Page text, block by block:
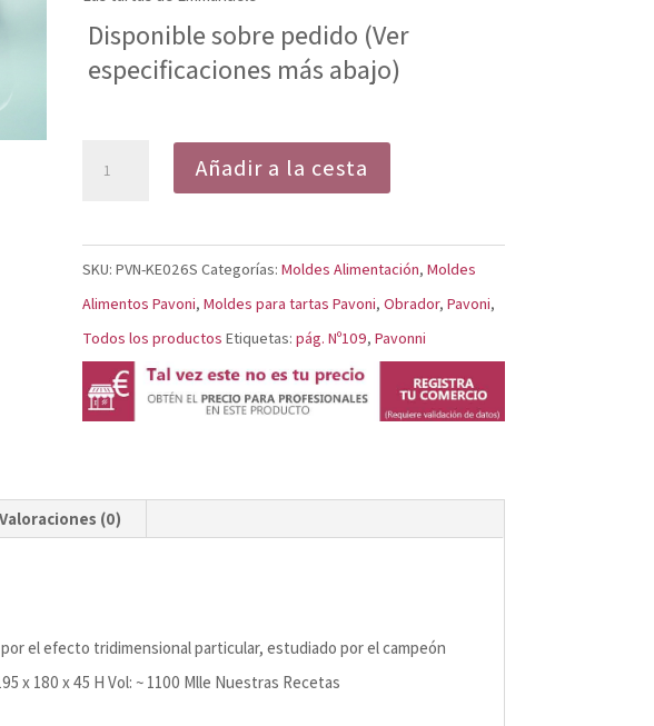
Disponible sobre pedido (Ver
especificaciones más abajo)
Añadir a la cesta
SKU: PVN-KE026S Categorías: Moldes Alimentación, Moldes
Alimentos Pavoni, Moldes para tartas Pavoni, Obrador, Pavoni,
Todos los productos Etiquetas: pág. Nº109, Pavonni
Valoraciones (0)
el efecto tridimensional particular, estudiado por el campeón
x 180 x 45 H Vol: ~ 1100 Mlle Nuestras Recetas